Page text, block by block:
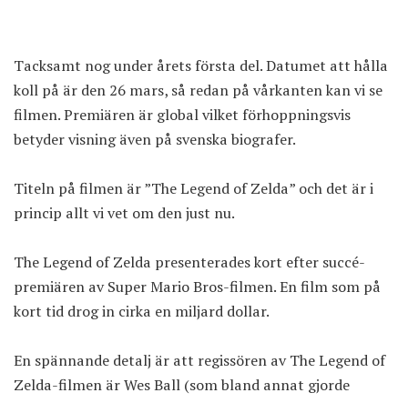
Tacksamt nog under årets första del. Datumet att hålla
koll på är den 26 mars, så redan på vårkanten kan vi se
filmen. Premiären är global vilket förhoppningsvis
betyder visning även på svenska biografer.
Titeln på filmen är ”The Legend of Zelda” och det är i
princip allt vi vet om den just nu.
The Legend of Zelda presenterades kort efter succé-
premiären av Super Mario Bros-filmen. En film som på
kort tid drog in cirka en miljard dollar.
En spännande detalj är att regissören av The Legend of
Zelda-filmen är Wes Ball (som bland annat gjorde